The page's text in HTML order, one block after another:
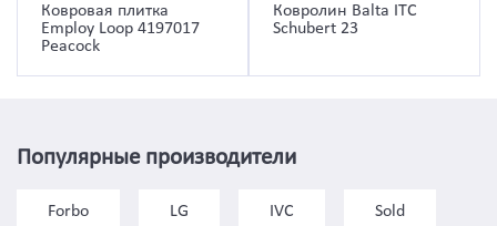
Ковровая плитка
Employ Loop 4197017
Peacock
Ковролин Balta ITC
Schubert 23
Популярные производители
Forbo LG IVC Sold